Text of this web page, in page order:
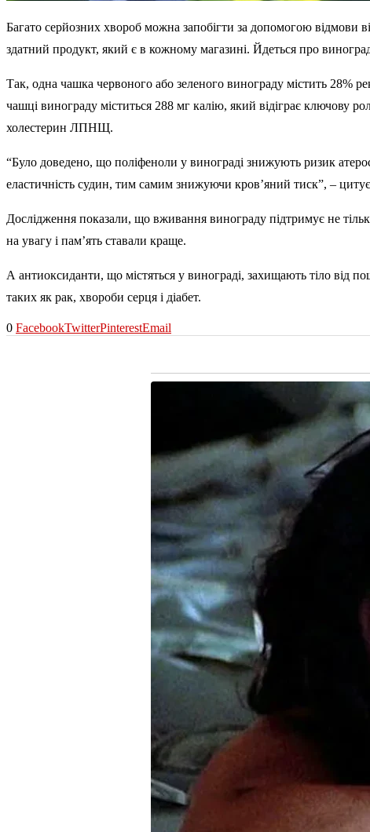
Багато серйозних хвороб можна запобігти за допомогою відмови
здатний продукт, який є в кожному магазині. Йдеться про
Так, одна чашка червоного або зеленого винограду містить 28%
чашці винограду міститься 288 мг калію, який відіграє ключову
холестерин ЛПНЩ.
“Було доведено, що поліфеноли у винограді знижують ризик
еластичність судин, тим самим знижуючи кров’яний тиск”, –
Дослідження показали, що вживання винограду підтримує не
на увагу і пам’ять ставали краще.
А антиоксиданти, що містяться у винограді, захищають тіло від
таких як рак, хвороби серця і діабет.
0 FacebookTwitterPinterestEmail